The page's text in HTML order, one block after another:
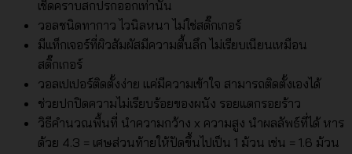
เช็ดคราบสกปรกออกเท่านั้น
วอลชนิดทากาว ไวนิลหนา ไม่ใช่สติ๊กเกอร์
มีแท็กเจอร์ที่ผิวสัมผัสมีความตื้นลึก ไม่เรียบเนียนเหมือน
สติ๊กเกอร์
วอลเปเปอร์ติดตั้งง่าย แค่มีความเข้าใจ สามารถติดตั้งเองได้
ช่วยปกปิดความไม่เรียบร้อยของผนัง รอยแตกรอยร้าว
วิธีคำนวณพื้นที่ นำความกว้าง x ความสูง นำผลลัพธ์ที่ได้ หาร
ด้วย 4.3 = เศษส่วนท้ายให้ปัดขึ้นไปเป็น 1 ม้วน เช่น = 1.6 ม้วน